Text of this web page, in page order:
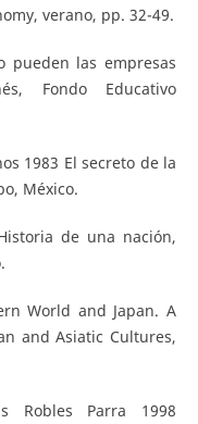
verano, pp. 32-49.
pueden las empresas
Fondo Educativo
1983 El secreto de la
México.
de una nación,
World and Japan. A
and Asiatic Cultures,
Robles Parra 1998